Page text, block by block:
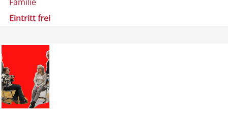
Familie
Eintritt frei